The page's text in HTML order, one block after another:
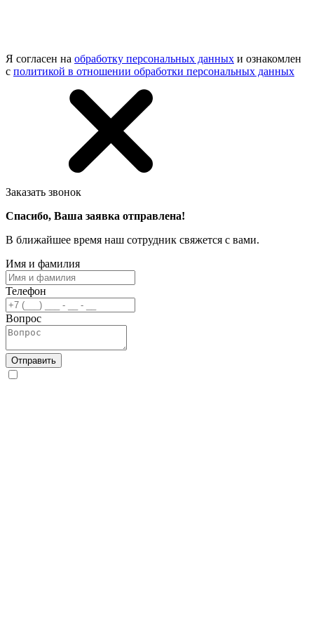
Я согласен на обработку персональных данных и ознакомлен
с политикой в отношении обработки персональных данных
Заказать звонок
Спасибо, Ваша заявка отправлена!
В ближайшее время наш сотрудник свяжется с вами.
Имя и фамилия
Телефон
Вопрос
Отправить